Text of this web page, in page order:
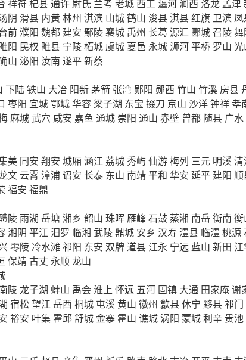
祥符 杞县通许 尉氏 兰考 老城 西工瀍河涧西 洛龙 孟津
阴 滑县 内黄林州 淇滨 山城鹤山 浚县淇县红旗 卫滨
前濮阳 魏都 建安 鄢陵襄城 禹州 长葛 源汇 郾城召陵舞
阳 民权 睢县 宁陵柘城 虞城 夏邑 永城浉河平桥 罗山 光
山 泌阳 汝南 遂平新蔡
下陆铁山 大冶 阳新茅箭 张湾 郧阳 郧西 竹山 竹溪 房县
枣阳 宜城鄂城华容 梁子湖 东宝 掇刀 京山 沙洋钟祥孝
麻城武穴 咸安 嘉鱼 通城 崇阳 通山 赤壁 曾都 随县 广水
美 同安 翔安 城厢 涵江 荔城秀屿仙游梅列 三元 明溪
文 云霄 漳浦诏安 长泰 东山 南靖平和 华安 延平 建阳
福安 福鼎
陵雨湖 岳塘湘乡 韶山 珠晖 雁峰 石鼓 蒸湘 南岳衡南 衡
湘阴 平江 汨罗 临湘 武陵鼎城 安乡 汉寿 澧县 临澧桃源
零陵 冷水滩 祁阳 东安 双牌道县 江永 宁远 蓝山 新田
保靖古丈 永顺龙山
陵龙子湖 蚌山 禹会淮上 怀远 五河 固镇 大通 田家庵谢
宿松 望江 岳西 桐城 屯溪黄山 徽州 歙县休宁 黟县祁门
裕安 叶集 霍邱舒城金寨 霍山 谯城 涡阳 蒙城利辛 贵池